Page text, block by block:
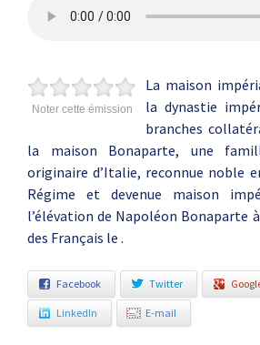
Noter cette émission
La maison
la dynastie
branches
la maison Bonaparte, une
originaire d’Italie, reconnue noble
Régime et devenue maison
l’élévation de Napoléon Bonaparte
des Français le .
Facebook Twitter
LinkedIn E-mail